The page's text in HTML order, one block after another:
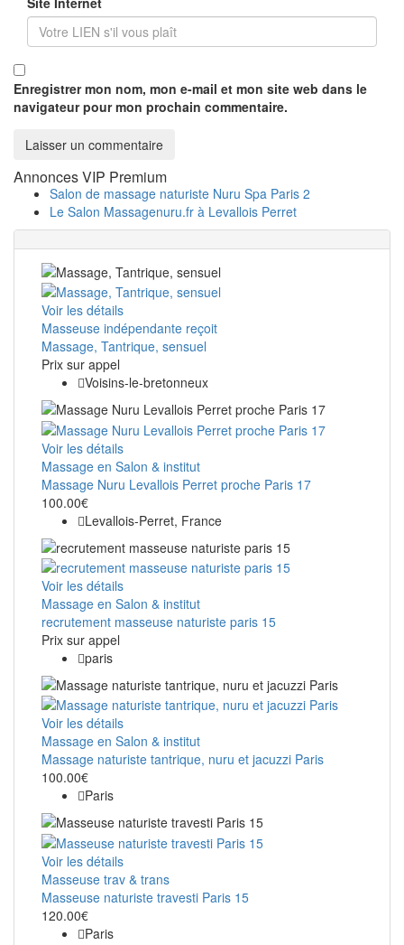
Enregistrer mon nom, mon e-mail et mon site web dans le
navigateur pour mon prochain commentaire.
Annonces VIP Premium
Salon de massage naturiste Nuru Spa Paris 2
Le Salon Massagenuru.fr à Levallois Perret
Voir les détails
Masseuse indépendante reçoit
Massage, Tantrique, sensuel
Prix ​​sur appel
Voisins-le-bretonneux
Voir les détails
Massage en Salon & institut
Massage Nuru Levallois Perret proche Paris 17
100.00€
Levallois-Perret, France
Voir les détails
Massage en Salon & institut
recrutement masseuse naturiste paris 15
Prix ​​sur appel
paris
Voir les détails
Massage en Salon & institut
Massage naturiste tantrique, nuru et jacuzzi Paris
100.00€
Paris
Voir les détails
Masseuse trav & trans
Masseuse naturiste travesti Paris 15
120.00€
Paris